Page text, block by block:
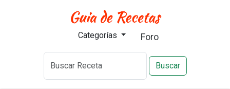
Categorías Foro
Buscar